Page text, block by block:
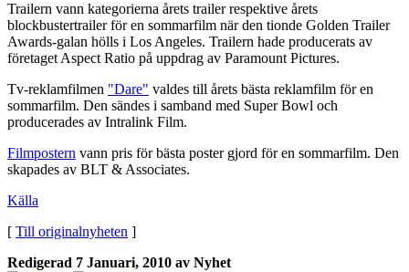
Trailern vann kategorierna årets trailer respektive årets
blockbustertrailer för en sommarfilm när den tionde Golden Trailer
Awards-galan hölls i Los Angeles. Trailern hade producerats av
företaget Aspect Ratio på uppdrag av Paramount Pictures.
Tv-reklamfilmen "Dare" valdes till årets bästa reklamfilm för en
sommarfilm. Den sändes i samband med Super Bowl och
producerades av Intralink Film.
Filmpostern vann pris för bästa poster gjord för en sommarfilm. Den
skapades av BLT & Associates.
Källa
[ Till originalnyheten ]
Redigerad 7 Januari, 2010 av Nyhet